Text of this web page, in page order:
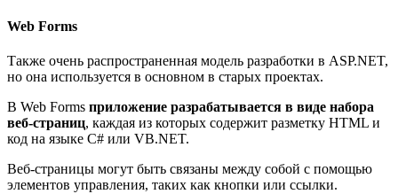
Web Forms
Также очень распространенная модель разработки в ASP.NET,
но она используется в основном в старых проектах.
В Web Forms приложение разрабатывается в виде набора
веб-страниц, каждая из которых содержит разметку HTML и
код на языке C# или VB.NET.
Веб-страницы могут быть связаны между собой с помощью
элементов управления, таких как кнопки или ссылки.